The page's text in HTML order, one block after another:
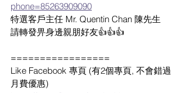
phone=85263909090
特選客戶主任 Mr. Quentin Chan 陳先生
請轉發畀身邊親朋好友👍👍👍
=================
Like Facebook 專頁 (有2個專頁, 不會錯過
月費優惠)